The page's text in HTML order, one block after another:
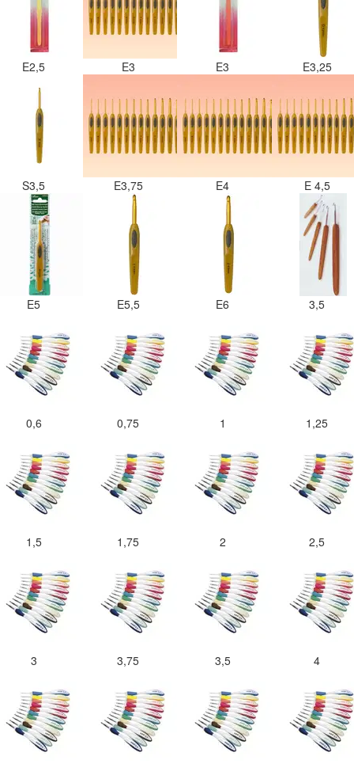
E2,5 E3 E3 E3,25
S3,5 E3,75 E4 E 4,5
E5 E5,5 E6 3,5
0,6 0,75 1 1,25
1,5 1,75 2 2,5
3 3,75 3,5 4